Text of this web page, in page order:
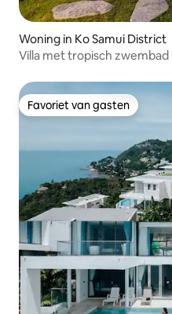
Woning in Ko Samui District
Villa met tropisch
Favoriet van gasten
Favoriet van gasten